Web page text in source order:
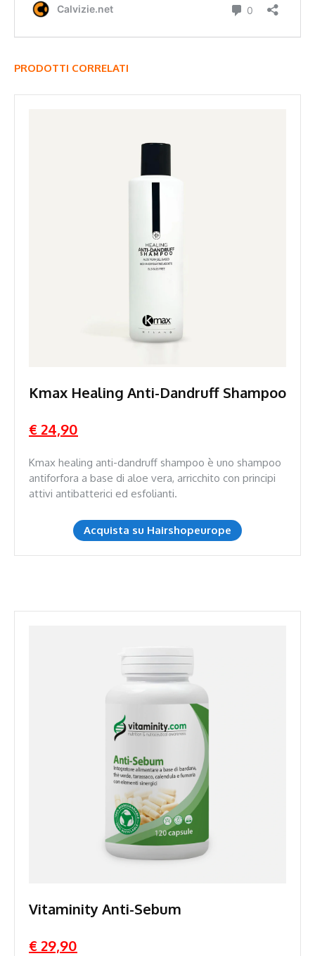
PRODOTTI CORRELATI
Kmax Healing Anti-Dandruff Shampoo
€ 24,90
Kmax healing anti-dandruff shampoo è uno shampoo
antiforfora a base di aloe vera, arricchito con principi
attivi antibatterici ed esfolianti.
Acquista su Hairshopeurope
Vitaminity Anti-Sebum
€ 29,90